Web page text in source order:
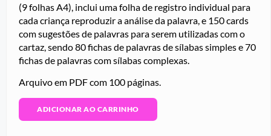
(9 folhas A4), inclui uma folha de registro individual para
cada criança reproduzir a análise da palavra, e 150 cards
com sugestões de palavras para serem utilizadas com o
cartaz, sendo 80 fichas de palavras de sílabas simples e 70
fichas de palavras com sílabas complexas.
Arquivo em PDF com 100 páginas.
ADICIONAR AO CARRINHO